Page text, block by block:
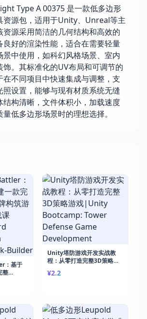
Type A 00375 是一款低多边形
资源包，适用于Unity、Unreal等主
资源采用简洁的几何结构和高效的
良好的渲染性能，适合在需要轻量
景中使用，如科幻风格场景、室内
饰。其标准化的UV布局和可调节的
在不同项目中快速集成与调整，支
照设置，能够与现有材质系统无缝
结构清晰，文件体积小，加载速度
低多边形场景时的理想选择。
：基于
整
Card
Unity塔防游戏开发实战教
程：从零打造完整3D策略游
Defense Game
¥2.2